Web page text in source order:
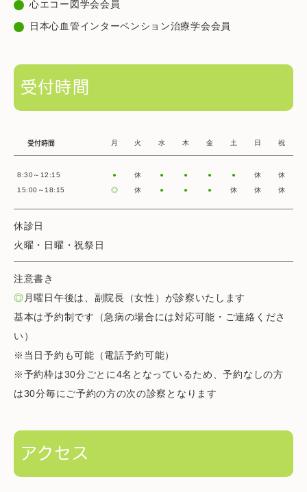
心エコー図学会会員
日本心血管インターベンション治療学会会員
受付時間
受付時間 月 火 水 木 金 土 日 祝
8:30～12:15 ● 休 ● ● ● ● 休
休
15:00～18:15
◎ 休 ● ● ● 休 休 休
休診日
火曜・日曜・祝祭日
注意書き
◎ 月曜日午後は、副院長（女性）が診察いたします
基本は予約制です（急病の場合には対応可能・ご連絡くださ
い）
※当日予約も可能（電話予約可能）
※予約枠は30分ごとに4名となっているため、予約なしの方
は30分毎にご予約の方の次の診察となります
アクセス